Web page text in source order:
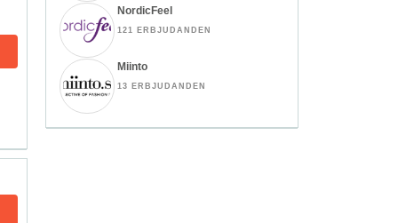
NordicFeel
121 ERBJUDANDEN
Miinto
13 ERBJUDANDEN